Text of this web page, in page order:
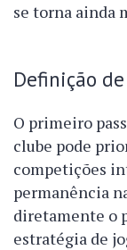
se torna ainda
Definição
O primeiro
clube pode
competições
permanência
diretamente o
estratégia de